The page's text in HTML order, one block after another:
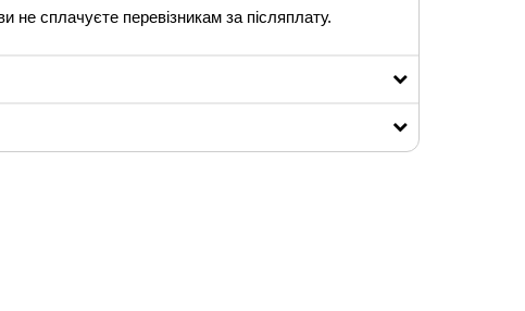
не сплачуєте перевізникам за післяплату.